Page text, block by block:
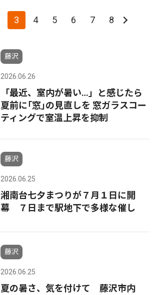
3 4 5 6 7 8
藤沢
2026.06.26
「最近、室内が暑い…」と感じたら
夏前に｢窓｣の見直しを 窓ガラスコー
ティングで室温上昇を抑制
藤沢
2026.06.25
湘南台七夕まつりが７月１日に開
幕 ７日まで駅地下で多様な催し
藤沢
2026.06.25
夏の暑さ、気を付けて 藤沢市内